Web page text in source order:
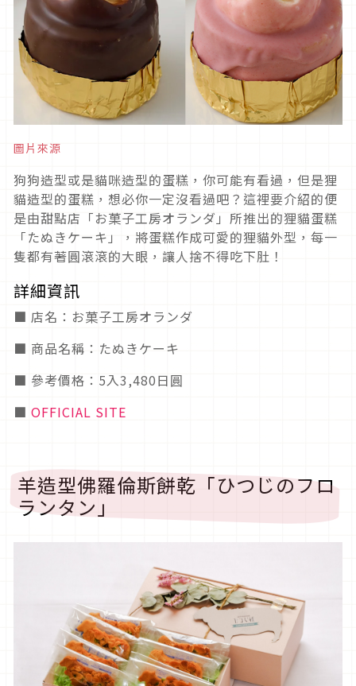
圖片來源
狗狗造型或是貓咪造型的蛋糕，你可能有看過，但是狸
貓造型的蛋糕，想必你一定沒看過吧？這裡要介紹的便
是由甜點店「お菓子工房オランダ」所推出的狸貓蛋糕
「たぬきケーキ」，將蛋糕作成可愛的狸貓外型，每一
隻都有著圓滾滾的大眼，讓人捨不得吃下肚！
詳細資訊
■ 店名：お菓子工房オランダ
■ 商品名稱：たぬきケーキ
■ 參考價格：5入3,480日圓
■ OFFICIAL SITE
羊造型佛羅倫斯餅乾「ひつじのフロ
ランタン」